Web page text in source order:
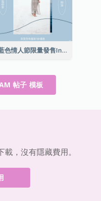
藍色情人節限量發售Instagram帖子
帖子 模板
，沒有隱藏費用。